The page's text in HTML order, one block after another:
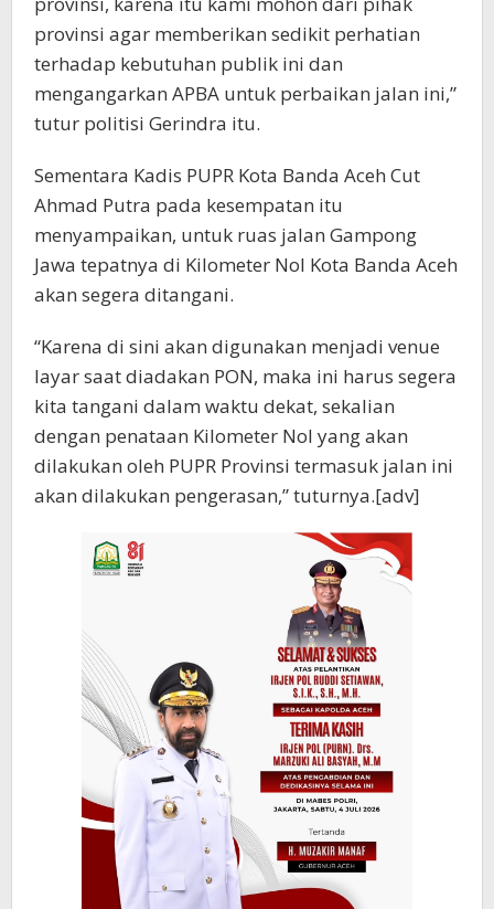
provinsi agar memberikan sedikit perhatian
terhadap kebutuhan publik ini dan
mengangarkan APBA untuk perbaikan jalan ini,”
tutur politisi Gerindra itu.
Sementara Kadis PUPR Kota Banda Aceh Cut
Ahmad Putra pada kesempatan itu
menyampaikan, untuk ruas jalan Gampong
Jawa tepatnya di Kilometer Nol Kota Banda Aceh
akan segera ditangani.
“Karena di sini akan digunakan menjadi venue
layar saat diadakan PON, maka ini harus segera
kita tangani dalam waktu dekat, sekalian
dengan penataan Kilometer Nol yang akan
dilakukan oleh PUPR Provinsi termasuk jalan ini
akan dilakukan pengerasan,” tuturnya.[adv]